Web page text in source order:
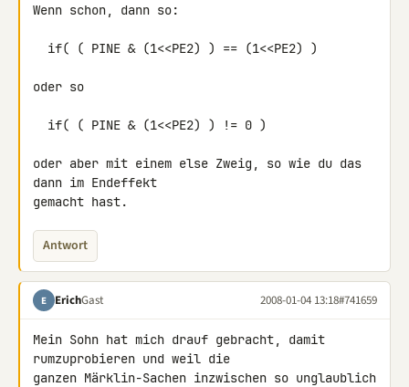
Wenn schon, dann so:
oder so
oder aber mit einem else Zweig, so wie du das
dann im Endeffekt
gemacht hast.
Antwort
E ErichGast 2008-01-04 13:18#741659
Mein Sohn hat mich drauf gebracht, damit
rumzuprobieren und weil die
ganzen Märklin-Sachen inzwischen so unglaublich